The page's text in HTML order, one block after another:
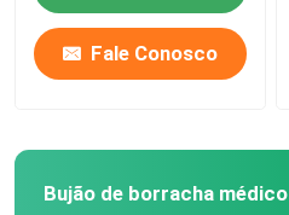
Fale Conosco
Bujão de borracha médico